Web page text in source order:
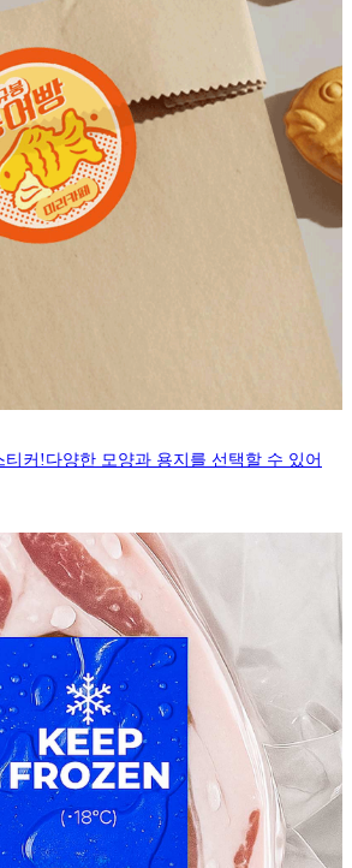
커!다양한 모양과 용지를 선택할 수 있어